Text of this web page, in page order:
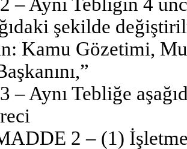
– Aynı Tebliğin 4
şekilde
Kamu Gözetimi,
– Aynı Tebliğe
2 – (1)